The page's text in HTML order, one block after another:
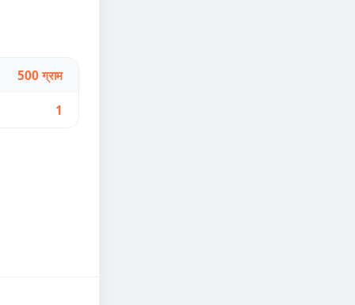
500 ग्राम
1